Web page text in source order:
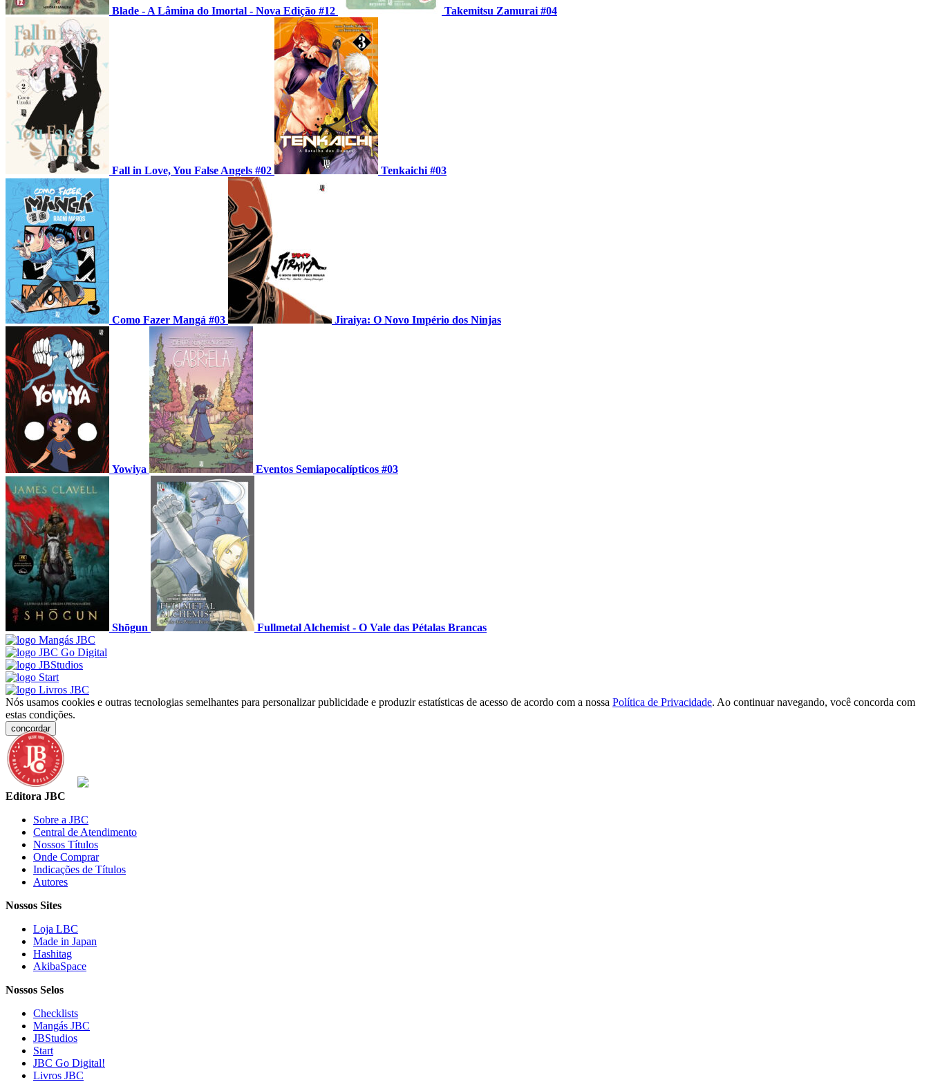
Blade - A Lâmina do Imortal - Nova Edição #12 Takemitsu Zamurai #04
Fall in Love, You False Angels #02 Tenkaichi #03
Como Fazer Mangá #03 Jiraiya: O Novo Império dos Ninjas
Yowiya Eventos Semiapocalípticos #03
Shōgun Fullmetal Alchemist - O Vale das Pétalas Brancas
Nós usamos cookies e outras tecnologias semelhantes para personalizar publicidade e produzir estatísticas de acesso de acordo com a nossa Política de Privacidade. Ao continuar navegando, você concorda com
estas condições.
concordar
Editora JBC
Sobre a JBC
Central de Atendimento
Nossos Títulos
Onde Comprar
Indicações de Títulos
Autores
Nossos Sites
Loja LBC
Made in Japan
Hashitag
AkibaSpace
Nossos Selos
Checklists
Mangás JBC
JBStudios
Start
JBC Go Digital!
Livros JBC